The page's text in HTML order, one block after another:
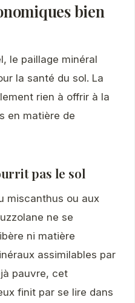
bien
le paillage minéral
la santé du sol. La
rien à offrir à la
en matière de
pas le sol
miscanthus ou aux
ne se
ni matière
assimilables par
pauvre, cet
finit par se lire dans